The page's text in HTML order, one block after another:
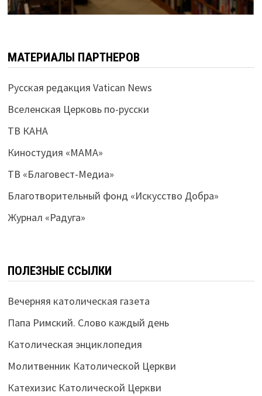
МАТЕРИАЛЫ ПАРТНЕРОВ
Русская редакция Vatican News
Вселенская Церковь по-русски
ТВ КАНА
Киностудия «МАМА»
ТВ «Благовест-Медиа»
Благотворительный фонд «Искусство Добра»
Журнал «Радуга»
ПОЛЕЗНЫЕ ССЫЛКИ
Вечерняя католическая газета
Папа Римский. Слово каждый день
Католическая энциклопедия
Молитвенник Католической Церкви
Катехизис Католической Церкви